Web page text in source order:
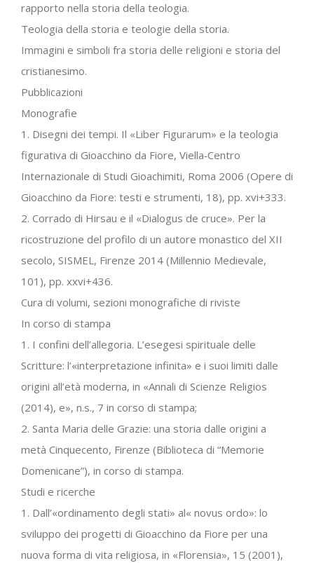
rapporto nella storia della teologia.
Teologia della storia e teologie della storia.
Immagini e simboli fra storia delle religioni e storia del
cristianesimo.
Pubblicazioni
Monografie
1. Disegni dei tempi. Il «Liber Figurarum» e la teologia
figurativa di Gioacchino da Fiore, Viella‐Centro
Internazionale di Studi Gioachimiti, Roma 2006 (Opere di
Gioacchino da Fiore: testi e strumenti, 18), pp. xvi+333.
2. Corrado di Hirsau e il «Dialogus de cruce». Per la
ricostruzione del profilo di un autore monastico del XII
secolo, SISMEL, Firenze 2014 (Millennio Medievale,
101), pp. xxvi+436.
Cura di volumi, sezioni monografiche di riviste
In corso di stampa
1. I confini dell’allegoria. L’esegesi spirituale delle
Scritture: l’«interpretazione infinita» e i suoi limiti dalle
origini all’età moderna, in «Annali di Scienze Religios
(2014), e», n.s., 7 in corso di stampa;
2. Santa Maria delle Grazie: una storia dalle origini a
metà Cinquecento, Firenze (Biblioteca di “Memorie
Domenicane”), in corso di stampa.
Studi e ricerche
1. Dall’«ordinamento degli stati» al« novus ordo»: lo
sviluppo dei progetti di Gioacchino da Fiore per una
nuova forma di vita religiosa, in «Florensia», 15 (2001),